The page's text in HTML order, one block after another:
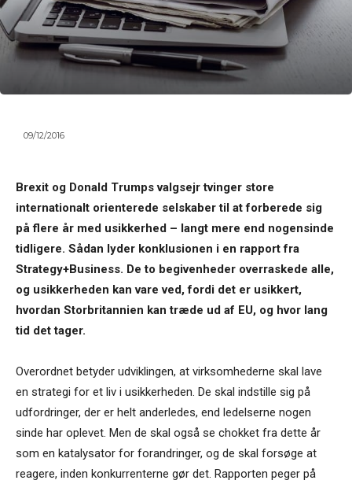
09/12/2016
Brexit og Donald Trumpsvalgsejr tvinger store
internationalt orienterede selskaber til at forberede sig
på flere år med usikkerhed – langt mere end nogensinde
tidligere. Sådan lyder konklusionen i en rapport fra
Strategy+Business. De to begivenheder overraskede alle,
og usikkerheden kan vare ved, fordi det er usikkert,
hvordan Storbritannien kan træde ud af EU, og hvor lang
tid det tager.
Overordnet betyder udviklingen, at virksomhederne skal lave
en strategi for et liv i usikkerheden. De skal indstille sig på
udfordringer, der er helt anderledes, end ledelserne nogen
sinde har oplevet. Men de skal også se chokket fra dette år
som en katalysator for forandringer, og de skal forsøge at
reagere, inden konkurrenterne gør det. Rapporten peger på